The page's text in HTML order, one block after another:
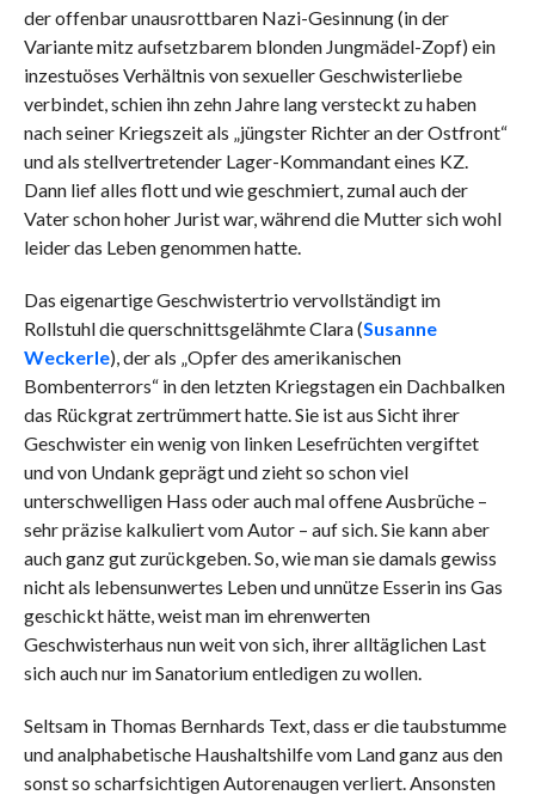
der offenbar unausrottbaren Nazi-Gesinnung (in der
Variante mitz aufsetzbarem blonden Jungmädel-Zopf) ein
inzestuöses Verhältnis von sexueller Geschwisterliebe
verbindet, schien ihn zehn Jahre lang versteckt zu haben
nach seiner Kriegszeit als „jüngster Richter an der Ostfront“
und als stellvertretender Lager-Kommandant eines KZ.
Dann lief alles flott und wie geschmiert, zumal auch der
Vater schon hoher Jurist war, während die Mutter sich wohl
leider das Leben genommen hatte.
Das eigenartige Geschwistertrio vervollständigt im
Rollstuhl die querschnittsgelähmte Clara (Susanne
Weckerle), der als „Opfer des amerikanischen
Bombenterrors“ in den letzten Kriegstagen ein Dachbalken
das Rückgrat zertrümmert hatte. Sie ist aus Sicht ihrer
Geschwister ein wenig von linken Lesefrüchten vergiftet
und von Undank geprägt und zieht so schon viel
unterschwelligen Hass oder auch mal offene Ausbrüche –
sehr präzise kalkuliert vom Autor – auf sich. Sie kann aber
auch ganz gut zurückgeben. So, wie man sie damals gewiss
nicht als lebensunwertes Leben und unnütze Esserin ins Gas
geschickt hätte, weist man im ehrenwerten
Geschwisterhaus nun weit von sich, ihrer alltäglichen Last
sich auch nur im Sanatorium entledigen zu wollen.
Seltsam in Thomas Bernhards Text, dass er die taubstumme
und analphabetische Haushaltshilfe vom Land ganz aus den
sonst so scharfsichtigen Autorenaugen verliert. Ansonsten